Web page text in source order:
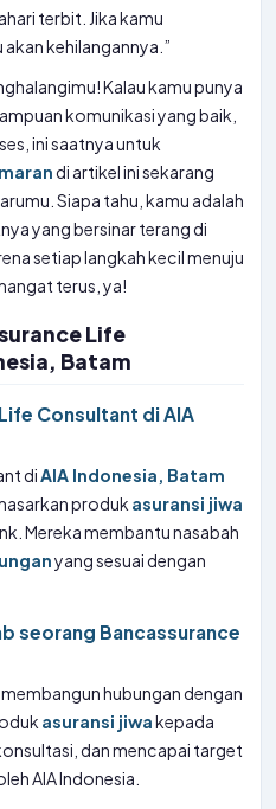
terbit. Jika kamu
kehilangannya.”
Kalau kamu punya
komunikasi yang baik,
ini saatnya untuk
di artikel ini sekarang
Siapa tahu, kamu adalah
yang bersinar terang di
setiap langkah kecil menuju
terus, ya!
Life
Batam
Consultant di AIA
diAIA Indonesia, Batam
produk asuransi jiwa
Mereka membantu nasabah
yang sesuai dengan
seorang Bancassurance
hubungan dengan
asuransi jiwakepada
dan mencapai target
AIA Indonesia.